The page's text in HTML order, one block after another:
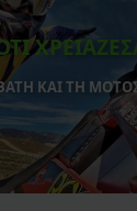
ΚΑΙ ΤΗ